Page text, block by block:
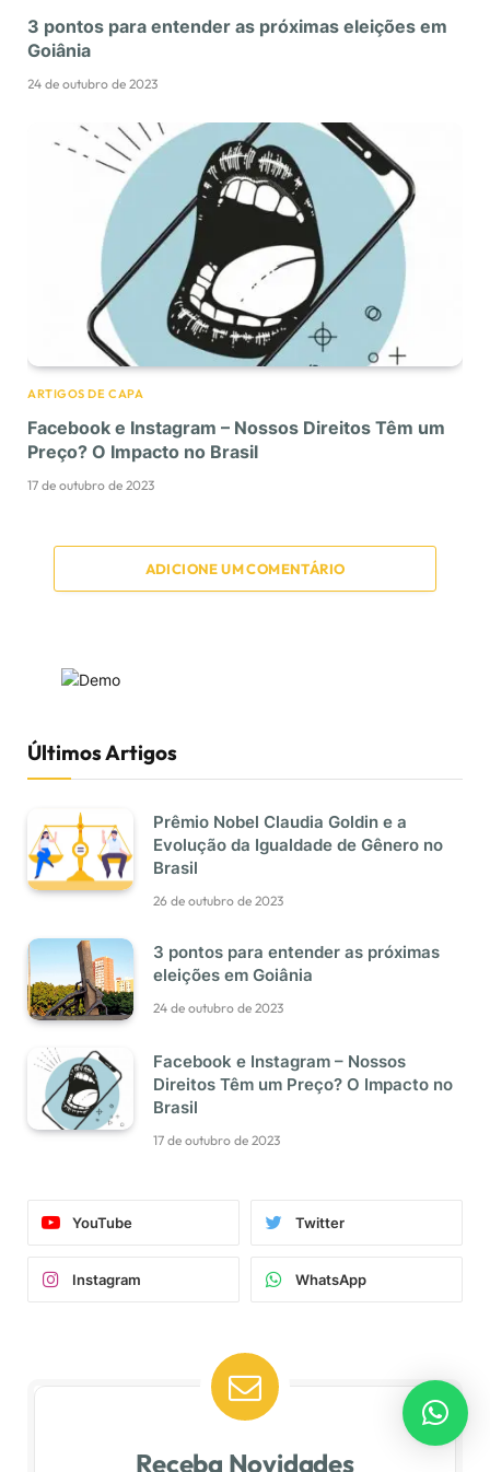
3 pontos para entender as próximas eleições em
Goiânia
24 de outubro de 2023
ARTIGOS DE CAPA
Facebook e Instagram – Nossos Direitos Têm um
Preço? O Impacto no Brasil
17 de outubro de 2023
ADICIONE UM COMENTÁRIO
Últimos Artigos
Prêmio Nobel Claudia Goldin e a
Evolução da Igualdade de Gênero no
Brasil
26 de outubro de 2023
3 pontos para entender as próximas
eleições em Goiânia
24 de outubro de 2023
Facebook e Instagram – Nossos
Direitos Têm um Preço? O Impacto no
Brasil
17 de outubro de 2023
YouTube Twitter
Instagram WhatsApp
Receba Novidades